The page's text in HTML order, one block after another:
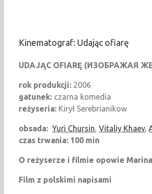
Kinematograf: Udając ofiarę
UDAJĄC OFIARĘ (ИЗОБРАЖАЯ
rok produkcji: 2006
gatunek: czarna komedia
reżyseria: Kirył Serebrianikow
obsada: Yuri Chursin, Vitaliy Khaev,
czas trwania: 100 min
O reżyserze i filmie opowie
Film z polskimi napisami